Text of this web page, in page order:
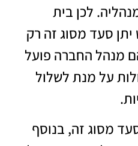
לכן בית
סעד מסוג זה רק
מנהל החברה פועל
על מנת לשלול
מסוג זה, בנוסף